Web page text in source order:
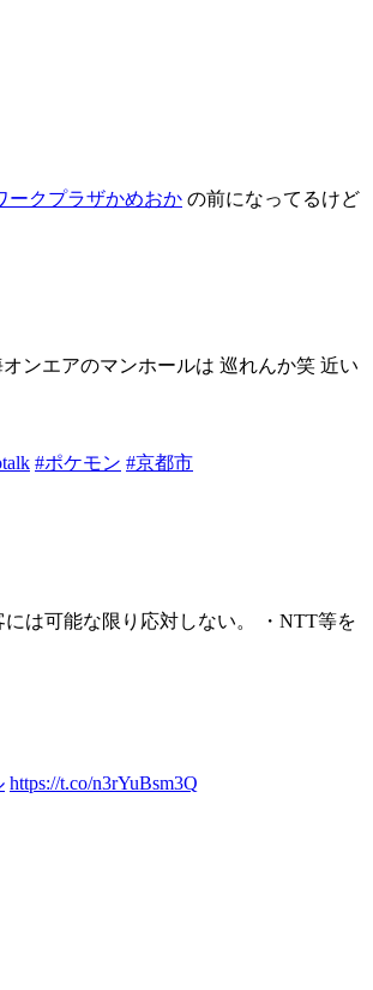
ークプラザかめおか の前になってるけど
ンエアのマンホールは 巡れんか笑 近い
#ポケモン #京都市
は可能な限り応対しない。 ・NTT等を
https://t.co/n3rYuBsm3Q